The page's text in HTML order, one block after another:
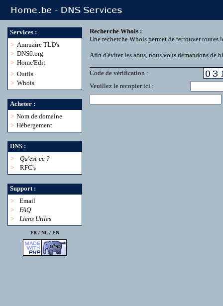
Services :
> Annuaire TLD's
> DNS6.org
> Home'Edit
> Outils
> Whois
Acheter :
> Nom de domaine
> Hébergement
DNS :
>
Qu'est-ce ?
>
RFC's
Support :
>
Email
>
FAQ
>
Liens Utiles
FR / NL/ EN
Recherche Whois :
Une recherche Whois permet de retrouver
Afin d'éviter les abus, nous vous demandons de
Code de vérification :
Veuillez le recopier ici :